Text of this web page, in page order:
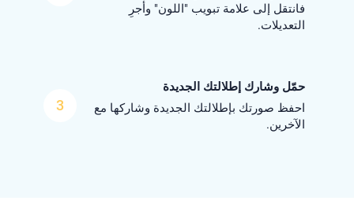
فانتقل إلى علامة تبويب "اللون" وأجرِ
التعديلات.
3
حمّل وشارك إطلالتك الجديدة
احفظ صورتك بإطلالتك الجديدة وشاركها مع
الآخرين.